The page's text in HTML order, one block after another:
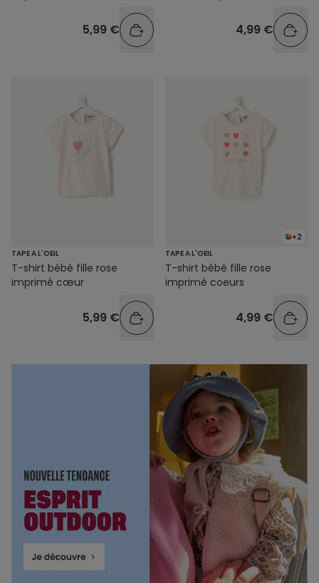
5,99 € 4,99 €
TAPE A L'OEIL
T-shirt bébé fille rose
imprimé cœur
5,99 €
+2
TAPE A L'OEIL
T-shirt bébé fille rose
imprimé coeurs
4,99 €